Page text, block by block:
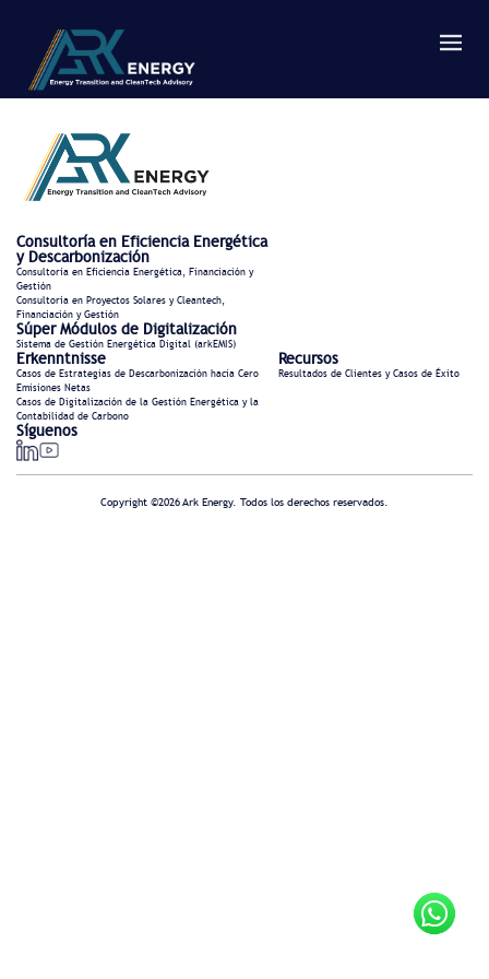
Consultoría en Eficiencia Energética
y Descarbonización
Consultoría en Eficiencia Energética, Financiación y
Gestión
Consultoría en Proyectos Solares y Cleantech,
Financiación y Gestión
Súper Módulos de Digitalización
Sistema de Gestión Energética Digital (arkEMIS)
Erkenntnisse
Casos de Estrategias de Descarbonización hacia Cero
Emisiones Netas
Casos de Digitalización de la Gestión Energética y la
Contabilidad de Carbono
Recursos
Resultados de Clientes y Casos de Éxito
Síguenos
Copyright ©2026 Ark Energy. Todos los derechos reservados.